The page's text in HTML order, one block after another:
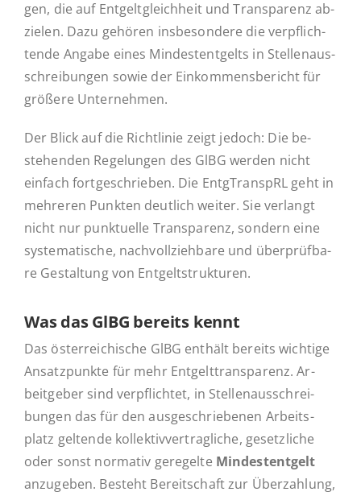
gen, die auf Ent­gelt­gleich­heit und Trans­pa­renz ab­
zie­len. Dazu gehören ins­be­son­de­re die ver­pflich­
ten­de Angabe eines Min­dest­ent­gelts in Stel­len­aus­
schrei­bun­gen sowie der Ein­kom­mens­be­richt für
größere Unternehmen.
Der Blick auf die Richt­li­nie zeigt jedoch: Die be­
stehen­den Re­ge­lun­gen des GlBG werden nicht
einfach fort­ge­schrie­ben. Die Entg­Tran­spRL geht in
meh­re­ren Punkten deut­lich weiter. Sie ver­langt
nicht nur punk­tu­el­le Trans­pa­renz, sondern eine
sys­te­ma­ti­sche, nach­voll­zieh­ba­re und über­prüf­ba­
re Ge­stal­tung von Entgeltstrukturen.
Was das GlBG bereits kennt
Das ös­ter­rei­chi­sche GlBG enthält bereits wich­ti­ge
An­satz­punk­te für mehr Ent­gelt­trans­pa­renz. Ar­
beit­ge­ber sind ver­pflich­tet, in Stel­len­aus­schrei­
bun­gen das für den aus­ge­schrie­be­nen Ar­beits­
platz gel­ten­de kol­lek­tiv­ver­trag­li­che, ge­setz­li­che
oder sonst nor­ma­tiv ge­re­gel­te Min­dest­ent­gelt
an­zu­ge­ben. Besteht Be­reit­schaft zur Über­zah­lung,